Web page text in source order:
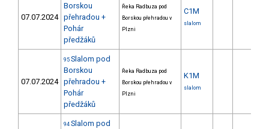
07.07.2024
Borskou
přehradou +
Pohár
předžáků
Řeka Radbuza pod
Borskou přehradou v
Plzni
C1M
slalom
07.07.2024
95 Slalom pod
Borskou
přehradou +
Pohár
předžáků
Řeka Radbuza pod
Borskou přehradou v
Plzni
K1M
slalom
94 Slalom pod